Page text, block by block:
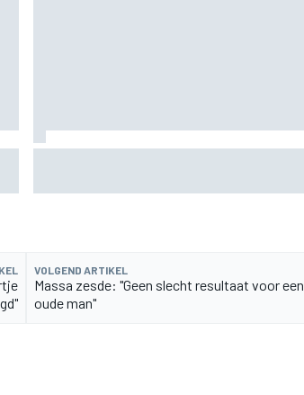
VOLGEND ARTIKEL
Massa zesde: "Geen slecht resultaat voor een
oude man"